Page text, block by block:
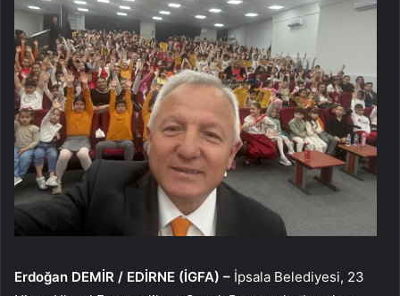
Erdoğan DEMİR / EDİRNE (İGFA) – İpsala Belediyesi, 23